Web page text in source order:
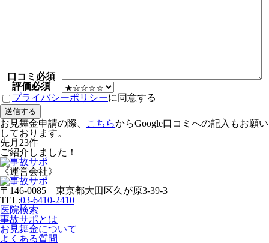
口コミ 必須
評価必須
プライバシーポリシーに同意する
お見舞金申請の際、 こちらからGoogle口コミへの記入もお願い
しております。
先月 23件
ご紹介しました！
《運営会社》
〒146-0085 東京都大田区久が原3-39-3
TEL:03-6410-2410
医院検索
事故サポとは
お見舞金について
よくある質問